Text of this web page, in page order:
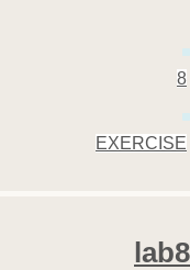
8
EXERCISE
lab8